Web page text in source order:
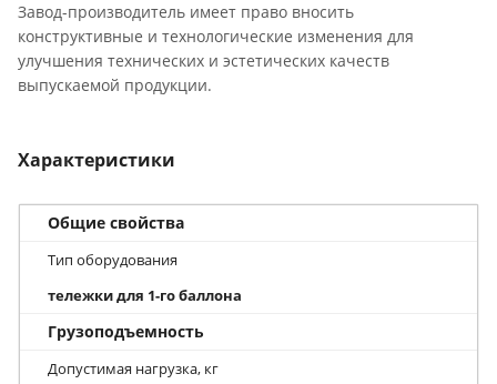
Завод-производитель имеет право вносить
конструктивные и технологические изменения для
улучшения технических и эстетических качеств
выпускаемой продукции.
Характеристики
Общие свойства
Тип оборудования
тележки для 1-го баллона
Грузоподъемность
Допустимая нагрузка, кг